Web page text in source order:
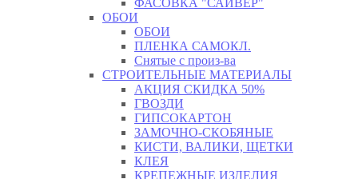
ФАСОВКА "САЙВЕР"
ОБОИ
ОБОИ
ПЛЕНКА САМОКЛ.
Снятые с произ-ва
СТРОИТЕЛЬНЫЕ МАТЕРИАЛЫ
АКЦИЯ СКИДКА 50%
ГВОЗДИ
ГИПСОКАРТОН
ЗАМОЧНО-СКОБЯНЫЕ
КИСТИ, ВАЛИКИ, ЩЕТКИ
КЛЕЯ
КРЕПЕЖНЫЕ ИЗДЕЛИЯ